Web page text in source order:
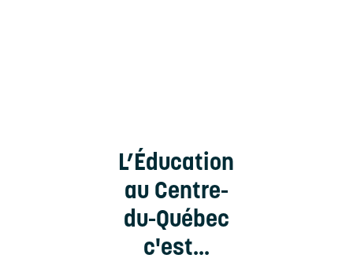
L’Éducation
au Centre-
du-Québec
c'est...